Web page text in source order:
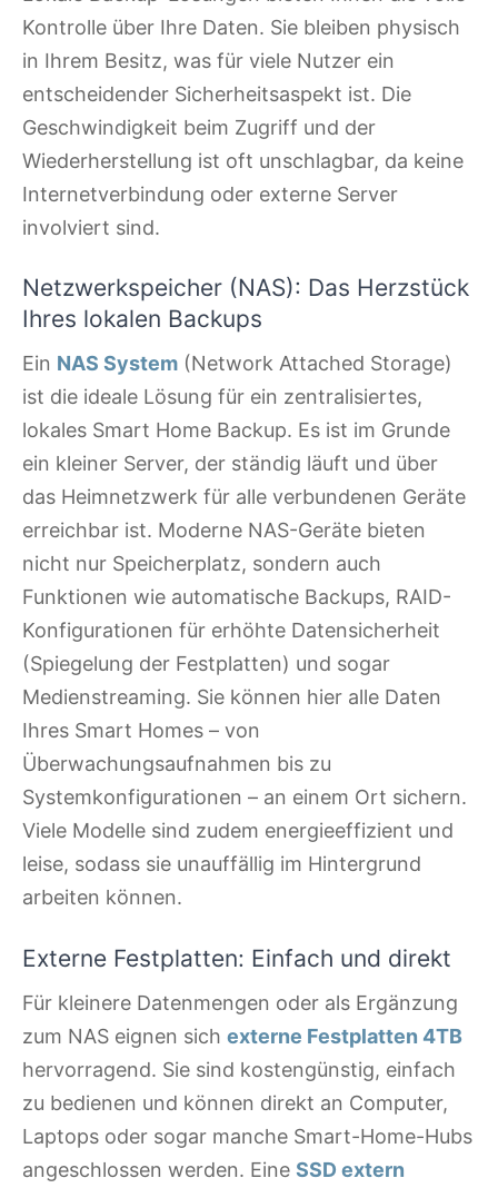
Kontrolle über Ihre Daten. Sie bleiben physisch
in Ihrem Besitz, was für viele Nutzer ein
entscheidender Sicherheitsaspekt ist. Die
Geschwindigkeit beim Zugriff und der
Wiederherstellung ist oft unschlagbar, da keine
Internetverbindung oder externe Server
involviert sind.
Netzwerkspeicher (NAS): Das Herzstück
Ihres lokalen Backups
Ein NAS System (Network Attached Storage)
ist die ideale Lösung für ein zentralisiertes,
lokales Smart Home Backup. Es ist im Grunde
ein kleiner Server, der ständig läuft und über
das Heimnetzwerk für alle verbundenen Geräte
erreichbar ist. Moderne NAS-Geräte bieten
nicht nur Speicherplatz, sondern auch
Funktionen wie automatische Backups, RAID-
Konfigurationen für erhöhte Datensicherheit
(Spiegelung der Festplatten) und sogar
Medienstreaming. Sie können hier alle Daten
Ihres Smart Homes – von
Überwachungsaufnahmen bis zu
Systemkonfigurationen – an einem Ort sichern.
Viele Modelle sind zudem energieeffizient und
leise, sodass sie unauffällig im Hintergrund
arbeiten können.
Externe Festplatten: Einfach und direkt
Für kleinere Datenmengen oder als Ergänzung
zum NAS eignen sich externe Festplatten 4TB
hervorragend. Sie sind kostengünstig, einfach
zu bedienen und können direkt an Computer,
Laptops oder sogar manche Smart-Home-Hubs
angeschlossen werden. Eine SSD extern